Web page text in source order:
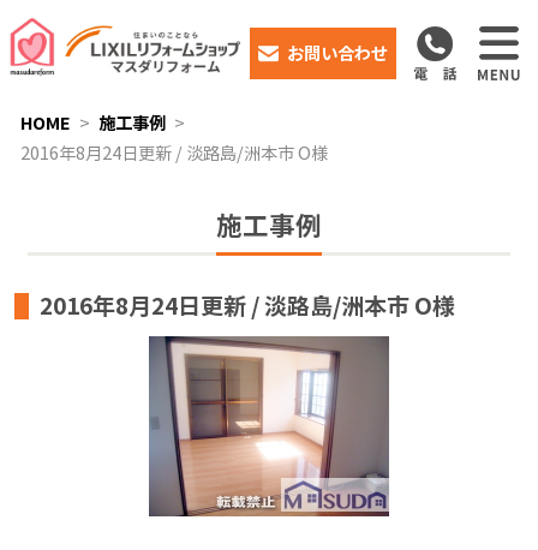
お問い合わせ
HOME
施工事例
2016年8月24日更新 / 淡路島/洲本市 O様
施工事例
2016年8月24日更新 / 淡路島/洲本市 O様